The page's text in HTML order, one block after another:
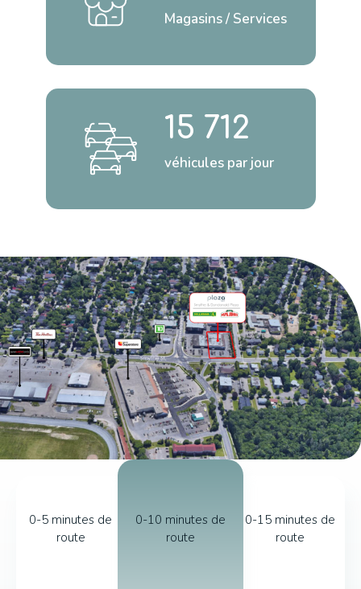
Magasins / Services
15 712
véhicules par jour
0-5 minutes de
route
0-10 minutes de
route
0-15 minutes de
route